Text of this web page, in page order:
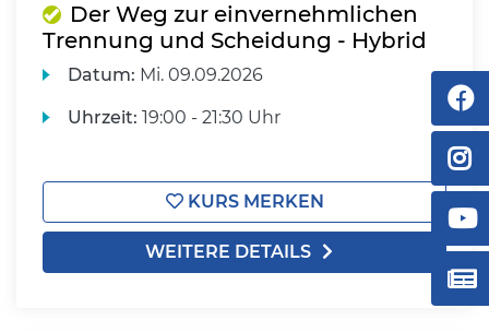
Der Weg zur einvernehmlichen
Trennung und Scheidung - Hybrid
Datum: Mi. 09.09.2026
Uhrzeit: 19:00 - 21:30 Uhr
KURS MERKEN
WEITERE DETAILS